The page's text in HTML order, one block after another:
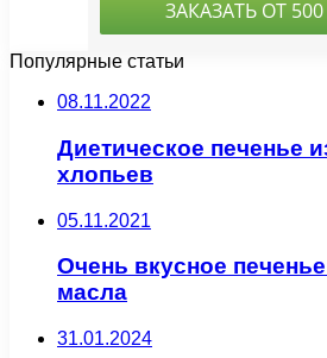
Популярные статьи
08.11.2022
Диетическое печенье
хлопьев
05.11.2021
Очень вкусное
масла
31.01.2024